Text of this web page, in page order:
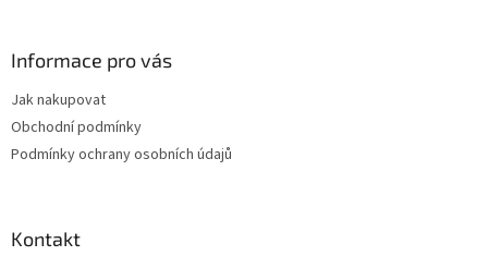
Informace pro vás
Jak nakupovat
Obchodní podmínky
Podmínky ochrany osobních údajů
Kontakt